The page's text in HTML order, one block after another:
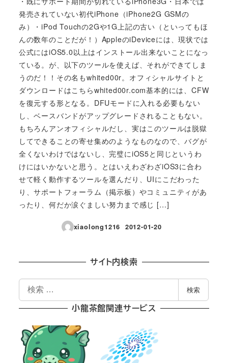
発売されていない初代iPhone（iPhone2G GSMの
み）・iPod Touchの2Gや1G上記の古い（といってもほ
んの数年のことだが！）AppleのiDeviceには、現状では
公式にはiOS5.0以上はインストール出来ないことになっ
ている。が、以下のツールを使えば、それができてしま
うのだ！！その名もwhited00r。オフィシャルサイトと
ダウンロードはこちらwhited00r.com基本的には、CFW
を復元する形となる。DFUモードに入れる必要もない
し、ベースバンドがアップグレードされることもない。
もちろんアンオフィシャルだし、実はこのツールは脱獄
してできることの寄せ集めのようなものなので、バグが
全くないわけではないし、完璧にiOS5と同じというわ
けにはいかないと思う。とはいえわざわざiOS3に合わ
せて軽く動作するツールを選んだり、UIにこだわった
り、サポートフォーラム（掲示板）やコミュニティがあ
ったり、何だか涙ぐましい努力まで感じ […]
xiaolong1216
投稿日
2012-01-20
サイト内検索
索
検索
小龍茶館関連サービス